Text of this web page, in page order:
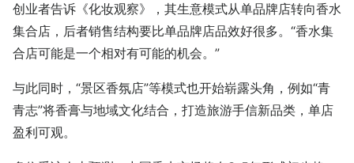
创业者告诉《化妆观察》，其生意模式从单品牌店转向香水
集合店，后者销售结构要比单品牌店品效好很多。“香水集
合店可能是一个相对有可能的机会。”
与此同时，“景区香氛店”等模式也开始崭露头角，例如“青
青志”将香膏与地域文化结合，打造旅游手信新品类，单店
盈利可观。